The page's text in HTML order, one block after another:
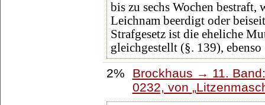
bis zu sechs Wochen bestraft,
Leichnam beerdigt oder
Strafgesetz ist die eheliche
gleichgestellt (§. 139), ebenso
2%
Brockhaus → 11.
0232, von